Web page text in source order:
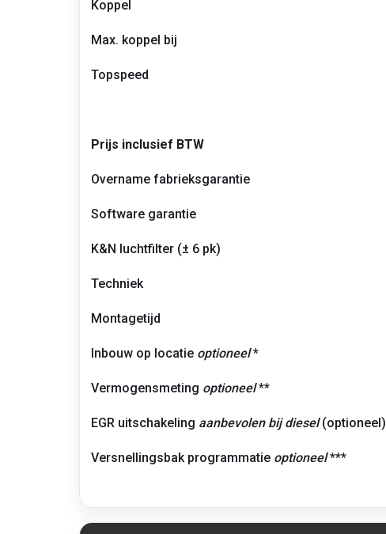
topsnelheid
BMW
F30/F31
Koppel
Max. koppel bij
Topspeed
Prijs inclusief BTW
Overname fabrieksgarantie
Software garantie
K&N luchtfilter (± 6 pk)
Techniek
Montagetijd
Inbouw op locatie optioneel*
Vermogensmeting optioneel**
EGR uitschakeling aanbevolen bij diesel (optioneel)
Versnellingsbak programmatie optioneel***